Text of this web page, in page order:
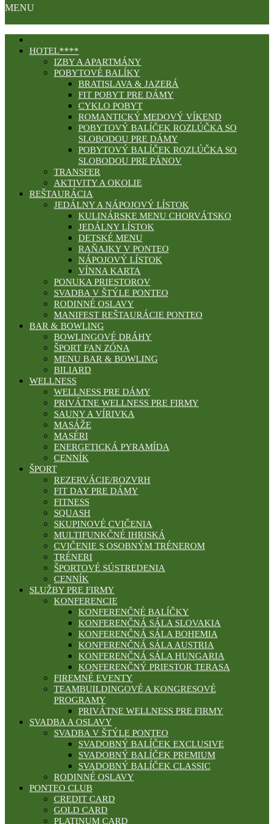
MENU
HOTEL****
IZBY A APARTMÁNY
POBYTOVÉ BALÍKY
BRATISLAVA & JAZERÁ
FIT POBYT PRE DÁMY
CYKLO POBYT
ROMANTICKÝ MEDOVÝ VÍKEND
POBYTOVÝ BALÍČEK ROZLÚČKA SO
SLOBODOU PRE DÁMY
POBYTOVÝ BALÍČEK ROZLÚČKA SO
SLOBODOU PRE PÁNOV
TRANSFER
AKTIVITY A OKOLIE
REŠTAURÁCIA
JEDÁLNY A NÁPOJOVÝ LÍSTOK
KULINÁRSKE MENU CHORVÁTSKO
JEDÁLNY LÍSTOK
DETSKÉ MENU
RAŇAJKY V PONTEO
NÁPOJOVÝ LÍSTOK
VÍNNA KARTA
PONUKA PRIESTOROV
SVADBA V ŠTÝLE PONTEO
RODINNÉ OSLAVY
MANIFEST REŠTAURÁCIE PONTEO
BAR & BOWLING
BOWLINGOVÉ DRÁHY
ŠPORT FAN ZÓNA
MENU BAR & BOWLING
BILIARD
WELLNESS
WELLNESS PRE DÁMY
PRIVÁTNE WELLNESS PRE FIRMY
SAUNY A VÍRIVKA
MASÁŽE
MASÉRI
ENERGETICKÁ PYRAMÍDA
CENNÍK
ŠPORT
REZERVÁCIE/ROZVRH
FIT DAY PRE DÁMY
FITNESS
SQUASH
SKUPINOVÉ CVIČENIA
MULTIFUNKČNÉ IHRISKÁ
CVIČENIE S OSOBNÝM TRÉNEROM
TRÉNERI
ŠPORTOVÉ SÚSTREDENIA
CENNÍK
SLUŽBY PRE FIRMY
KONFERENCIE
KONFERENČNÉ BALÍČKY
KONFERENČNÁ SÁLA SLOVAKIA
KONFERENČNÁ SÁLA BOHEMIA
KONFERENČNÁ SÁLA AUSTRIA
KONFERENČNÁ SÁLA HUNGARIA
KONFERENČNÝ PRIESTOR TERASA
FIREMNÉ EVENTY
TEAMBUILDINGOVÉ A KONGRESOVÉ
PROGRAMY
PRIVÁTNE WELLNESS PRE FIRMY
SVADBA A OSLAVY
SVADBA V ŠTÝLE PONTEO
SVADOBNÝ BALÍČEK EXCLUSIVE
SVADOBNÝ BALÍČEK PREMIUM
SVADOBNÝ BALÍČEK CLASSIC
RODINNÉ OSLAVY
PONTEO CLUB
CREDIT CARD
GOLD CARD
PLATINUM CARD